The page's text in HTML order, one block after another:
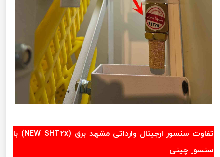
تفاوت سنسور ارجینال وارداتی مشهد برق (NEW SHT2x) با
سنسور چینی